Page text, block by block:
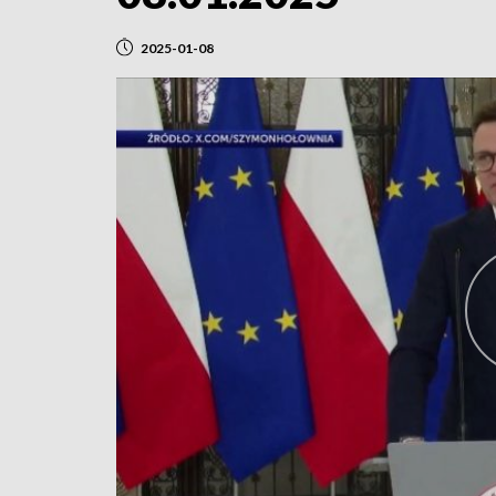
2025-01-08